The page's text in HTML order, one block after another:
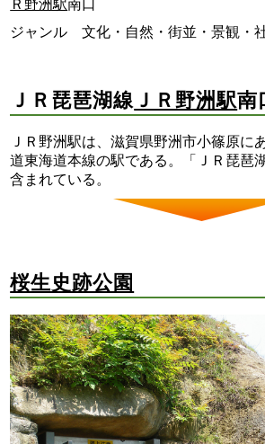
Ｒ野洲駅南口
ジャンル 文化・自然・街並・景観・
ＪＲ琵琶湖線 ＪＲ野洲駅南
ＪＲ野洲駅は、滋賀県野洲市小篠原に
道東海道本線の駅である。「ＪＲ琵琶
含まれている。
桜生史跡公園